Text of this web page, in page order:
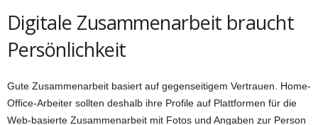
Digitale Zusammenarbeit braucht
Persönlichkeit
Gute Zusammenarbeit basiert auf gegenseitigem Vertrauen. Home-
Office-Arbeiter sollten deshalb ihre Profile auf Plattformen für die
Web-basierte Zusammenarbeit mit Fotos und Angaben zur Person